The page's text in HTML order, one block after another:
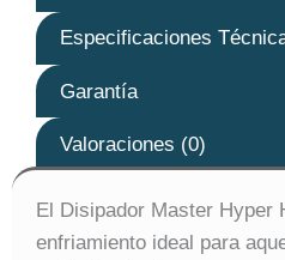
Especificaciones
Garantía
Valoraciones (0)
El Disipador Master Hyper
enfriamiento ideal para